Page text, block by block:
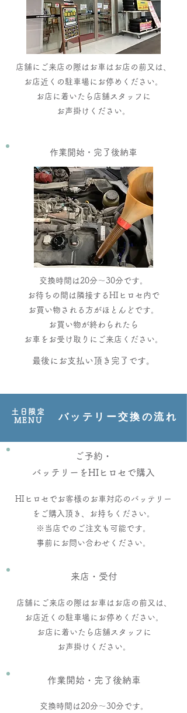
店舗にご来店の際はお車はお店の前又は、
お店近くの駐車場にお停めください。
お店に着いたら店舗スタッフに
​お声掛けください。​
​作業開始・完了後納車
交換時間は20分～30分です。
お待ちの間は隣接するHIヒロセ内で
お買い物される方がほとんどです。
​お買い物が終わられたら
お車をお受け取りにご来店ください。
最後にお支払い頂き完了です。
バッテリー交換の流れ
土日限定
MENU
ご予約・
バッテリーをHIヒロセで購入
HIヒロセでお客様のお車対応のバッテリー
​をご購入頂き、お持ちください。
※当店でのご注文も可能です。
​事前にお問い合わせください。
​来店・受付
店舗にご来店の際はお車はお店の前又は、
お店近くの駐車場にお停めください。
お店に着いたら店舗スタッフに
​お声掛けください。​
​作業開始・完了後納車
交換時間は20分～30分です。